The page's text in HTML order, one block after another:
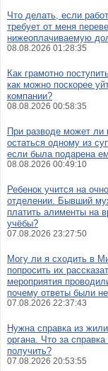
Что делать, если
требует от меня
нижеоплачиваемую
08.08.2026 01:28:35
Как грамотно
как можно поскорее
компании?
08.08.2026 00:58:35
При разводе может ли
остаться одному из
если была подарена
08.08.2026 00:49:10
Ребенок учится на
отделении. Бывший
платить алименты на
учёбы?
07.08.2026 23:27:50
Могу ли я сходить в
попросить их
мероприятия
почему ответы были
07.08.2026 22:37:43
Нужна справка из
органа. Что за справка
получить?
07.08.2026 20:53:55